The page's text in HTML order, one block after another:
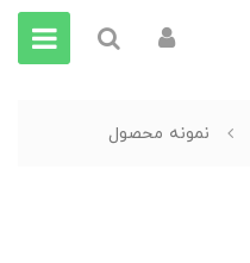
نمونه محصول